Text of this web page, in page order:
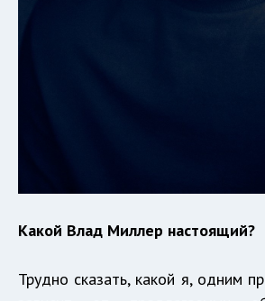
Какой Влад Миллер настоящий?
Трудно сказать, какой я, одним